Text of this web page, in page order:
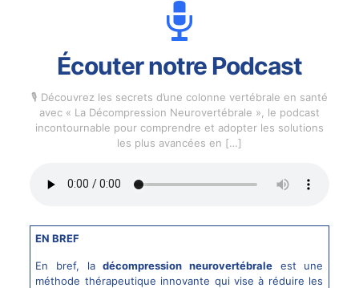
Écouter notre Podcast
🎙️ Découvrez les secrets d’une colonne vertébrale en santé
avec « La Décompression Neurovertébrale », le podcast
incontournable pour comprendre et adopter les solutions
les plus avancées en […]
EN BREF
En bref, ladécompression neurovertébraleest une
méthode thérapeutique innovante qui vise à réduire les